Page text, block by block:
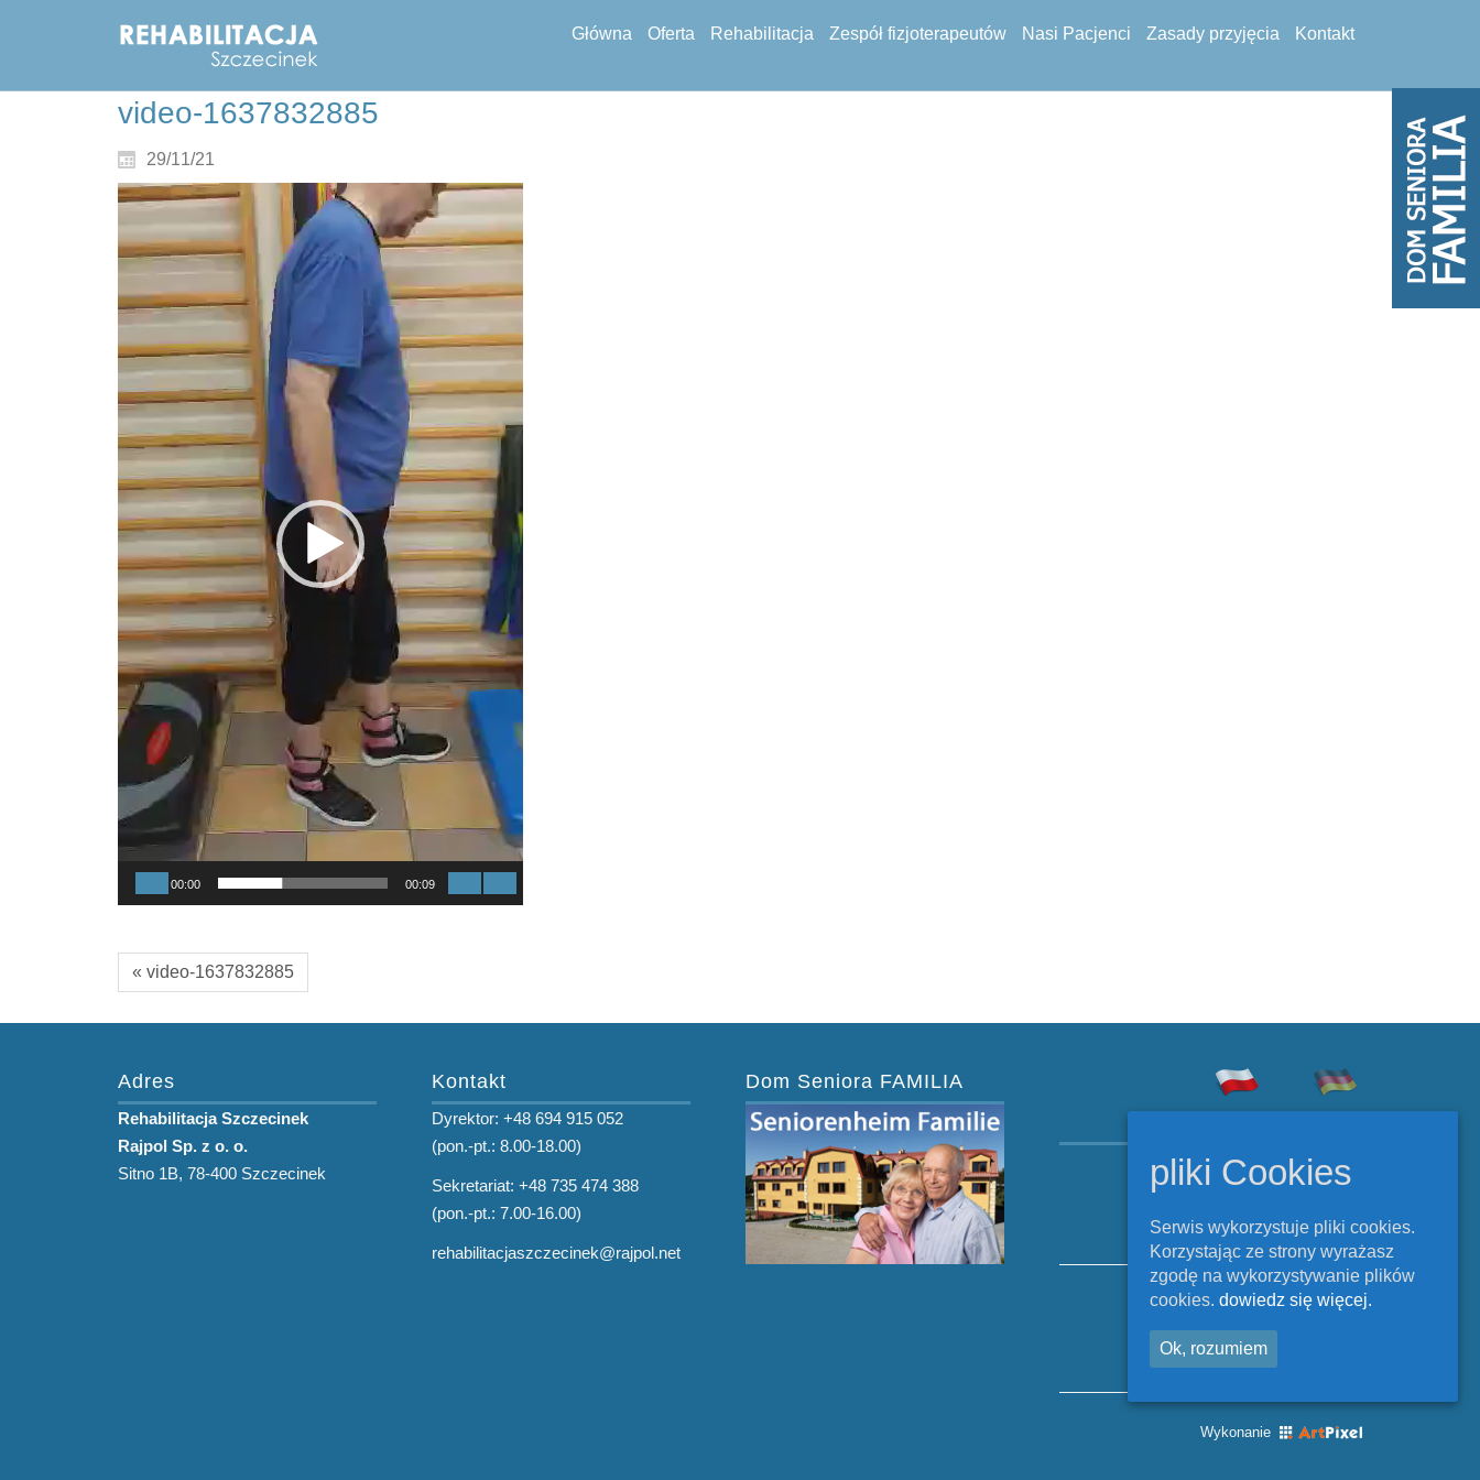
Główna Oferta Rehabilitacja Zespół fizjoterapeutów Nasi Pacjenci Zasady przyjęcia Kontakt
video-1637832885
29/11/21
Odtwarzacz
00:00 00:09
« video-1637832885
Adres
Rehabilitacja Szczecinek
Rajpol Sp. z o. o.
Sitno 1B, 78-400 Szczecinek
Kontakt
Dyrektor: +48 694 915 052
(pon.-pt.: 8.00-18.00)
Sekretariat: +48 735 474 388
(pon.-pt.: 7.00-16.00)
rehabilitacjaszczecinek@rajpol.net
Dom Seniora FAMILIA
Copyright © Rehabilitacja
Szczecinek 2026.
All Rights Reserved.
Polityka cookies
Wykonanie
pliki Cookies
Serwis wykorzystuje pliki cookies.
Korzystając ze strony wyrażasz
zgodę na wykorzystywanie plików
cookies. dowiedz się więcej.
Ok, rozumiem